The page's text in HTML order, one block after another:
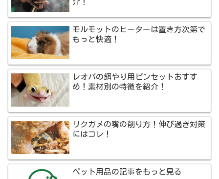
介！
モルモットのヒーターは置き方次第で
もっと快適！
レオパの餌やり用ピンセットおすす
め！素材別の特徴を紹介！
リクガメの嘴の削り方！伸び過ぎ対策
にはコレ！
ペット用品の記事をもっと見る